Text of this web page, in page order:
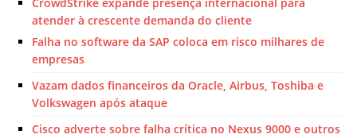
atender à crescente demanda do cliente
Falha no software da SAP coloca em risco milhares de
empresas
Vazam dados financeiros da Oracle, Airbus, Toshiba e
Volkswagen após ataque
Cisco adverte sobre falha crítica no Nexus 9000 e outros